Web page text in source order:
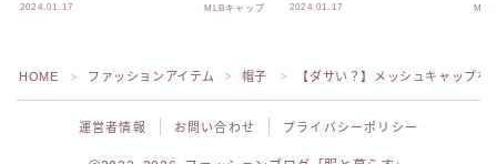
2024.01.17 MLBキャップ 2024.01.17 MLB
HOME ＞ ファッションアイテム ＞ 帽子 ＞ 【ダサい？】メッシュキャップ
運営者情報 お問い合わせ プライバシーポリシー